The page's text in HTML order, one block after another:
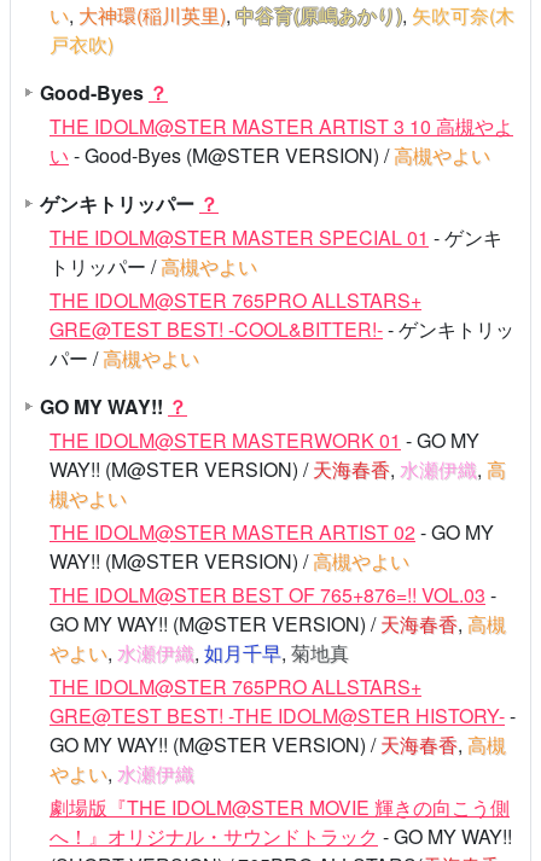
い, 大神環(稲川英里), 中谷育(原嶋あかり), 矢吹可奈(木
戸衣吹)
Good-Byes ？
THE IDOLM@STER MASTER ARTIST 3 10 高槻やよ
い - Good-Byes (M@STER VERSION) /高槻やよい
ゲンキトリッパー ？
THE IDOLM@STER MASTER SPECIAL 01 - ゲンキ
トリッパー /高槻やよい
THE IDOLM@STER 765PRO ALLSTARS+
GRE@TEST BEST! -COOL&BITTER!-- ゲンキトリッ
パー /高槻やよい
GO MY WAY!! ？
THE IDOLM@STER MASTERWORK 01 - GO MY
WAY!! (M@STER VERSION) /天海春香, 水瀬伊織, 高
槻やよい
THE IDOLM@STER MASTER ARTIST 02- GO MY
WAY!! (M@STER VERSION) /高槻やよい
THE IDOLM@STER BEST OF 765+876=!! VOL.03 -
GO MY WAY!! (M@STER VERSION) /天海春香, 高槻
やよい, 水瀬伊織, 如月千早, 菊地真
THE IDOLM@STER 765PRO ALLSTARS+
GRE@TEST BEST! -THE IDOLM@STER HISTORY--
GO MY WAY!! (M@STER VERSION) /天海春香, 高槻
やよい, 水瀬伊織
劇場版『THE IDOLM@STER MOVIE 輝きの向こう側
へ！』オリジナル・サウンドトラック - GO MY WAY!!